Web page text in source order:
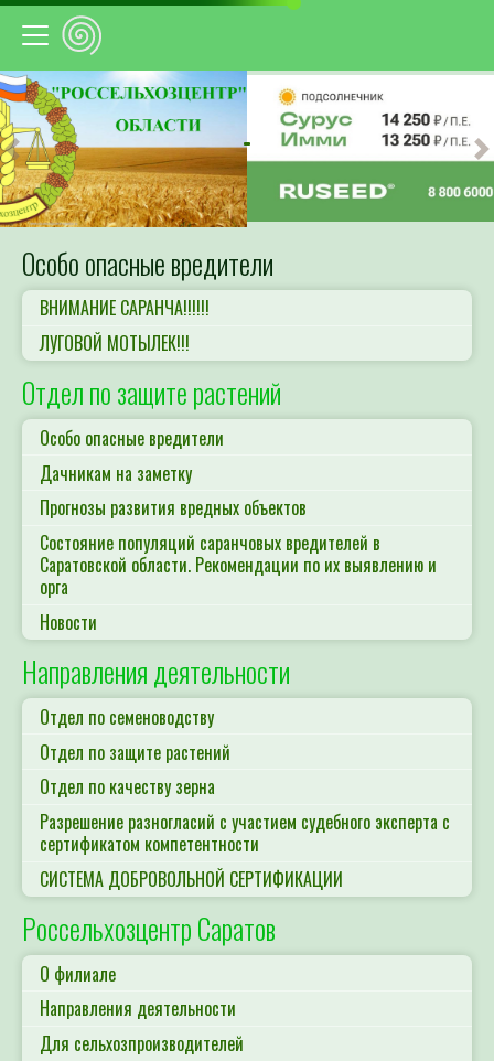
Предыдущий
Особо опасные вредители
ВНИМАНИЕ САРАНЧА!!!!!!
ЛУГОВОЙ МОТЫЛЕК!!!
Отдел по защите растений
Особо опасные вредители
Дачникам на заметку
Прогнозы развития вредных объектов
Состояние популяций саранчовых вредителей в
Саратовской области. Рекомендации по их выявлению и
орга
Новости
Направления деятельности
Отдел по семеноводству
Отдел по защите растений
Отдел по качеству зерна
Разрешение разногласий с участием судебного эксперта с
сертификатом компетентности
СИСТЕМА ДОБРОВОЛЬНОЙ СЕРТИФИКАЦИИ
Россельхозцентр Саратов
О филиале
Направления деятельности
Для сельхозпроизводителей